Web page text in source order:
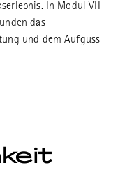
In Modul VII
das
und dem Aufguss